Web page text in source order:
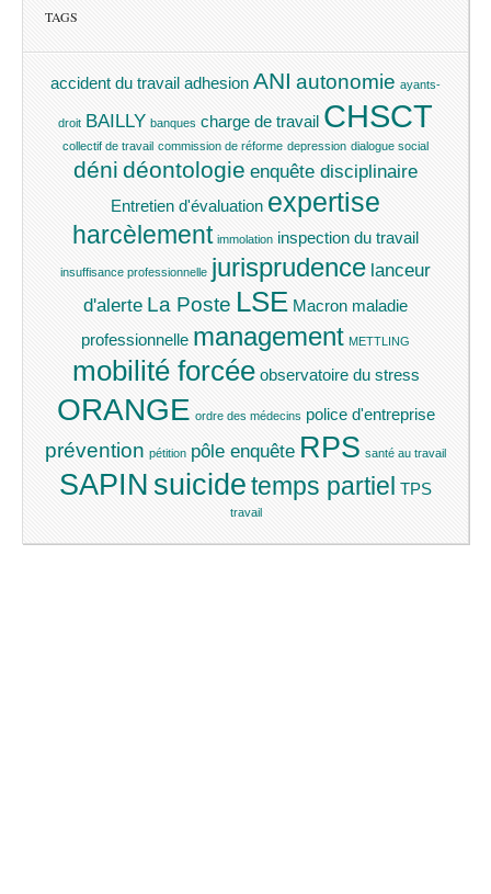
TAGS
accident du travail adhesion ANI autonomie ayants-
droit BAILLY banques charge de travail CHSCT
collectif de travail commission de réforme depression dialogue social
déni déontologie enquête disciplinaire
Entretien d'évaluation expertise
harcèlement immolation inspection du travail
insuffisance professionnelle jurisprudence lanceur
d'alerte La Poste LSE Macron maladie
professionnelle management METTLING
mobilité forcée observatoire du stress
ORANGE ordre des médecins police d'entreprise
prévention pétition pôle enquête RPS santé au travail
SAPIN suicidetemps partiel TPS
travail